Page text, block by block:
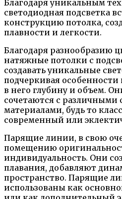
Благодаря уникальным
светодиодная подсветка
конструкцию потолка,
плавности и легкости.
Благодаря разнообразию
натяжные потолки с
создавать уникальные
подчеркивая особенности
в него глубину и объем.
сочетаются с различными
материалами, будь то
современный или
Парящие линии, в свою
помещению
индивидуальность. Они
плавания, добавляют
пространство. Парящие
использованы как